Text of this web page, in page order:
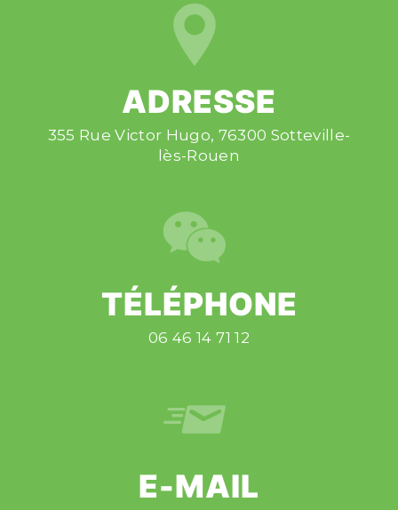
ADRESSE
355 Rue Victor Hugo, 76300 Sotteville-
lès-Rouen
TÉLÉPHONE
06 46 14 71 12
E-MAIL